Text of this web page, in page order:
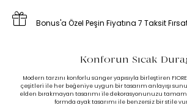
Bonus'a Özel Peşin Fiyatına 7 Taksit
Konforun Sıcak
Modern tarzını konforlu sünger yapısıyla birleştiren
çeşitleri ile her beğeniye uygun bir tasarım anlayışı
elden bırakmayan tasarımı ile dekorasyonunuzu
formda ayak tasarımı ile benzersiz bir stile